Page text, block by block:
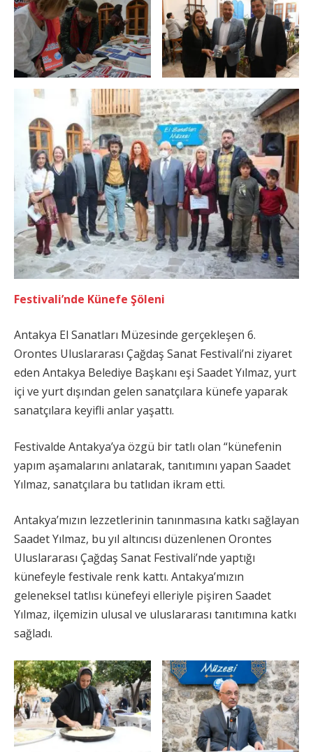
Festivali’nde Künefe Şöleni
Antakya El Sanatları Müzesinde gerçekleşen 6.
Orontes Uluslararası Çağdaş Sanat Festivali’ni ziyaret
eden Antakya Belediye Başkanı eşi Saadet Yılmaz, yurt
içi ve yurt dışından gelen sanatçılara künefe yaparak
sanatçılara keyifli anlar yaşattı.
Festivalde Antakya’ya özgü bir tatlı olan “künefenin
yapım aşamalarını anlatarak, tanıtımını yapan Saadet
Yılmaz, sanatçılara bu tatlıdan ikram etti.
Antakya’mızın lezzetlerinin tanınmasına katkı sağlayan
Saadet Yılmaz, bu yıl altıncısı düzenlenen Orontes
Uluslararası Çağdaş Sanat Festivali’nde yaptığı
künefeyle festivale renk kattı. Antakya’mızın
geleneksel tatlısı künefeyi elleriyle pişiren Saadet
Yılmaz, ilçemizin ulusal ve uluslararası tanıtımına katkı
sağladı.